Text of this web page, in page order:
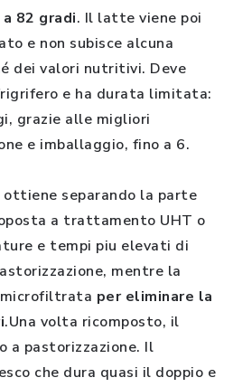
82 gradi. Il latte viene poi
e non subisce alcuna
dei valori nutritivi. Deve
e ha durata limitata:
grazie alle migliori
e imballaggio, fino a 6.
separando la parte
a trattamento UHT o
e tempi piu elevati di
mentre la
per eliminare la
.Una volta ricomposto, il
pastorizzazione. Il
che dura quasi il doppio e